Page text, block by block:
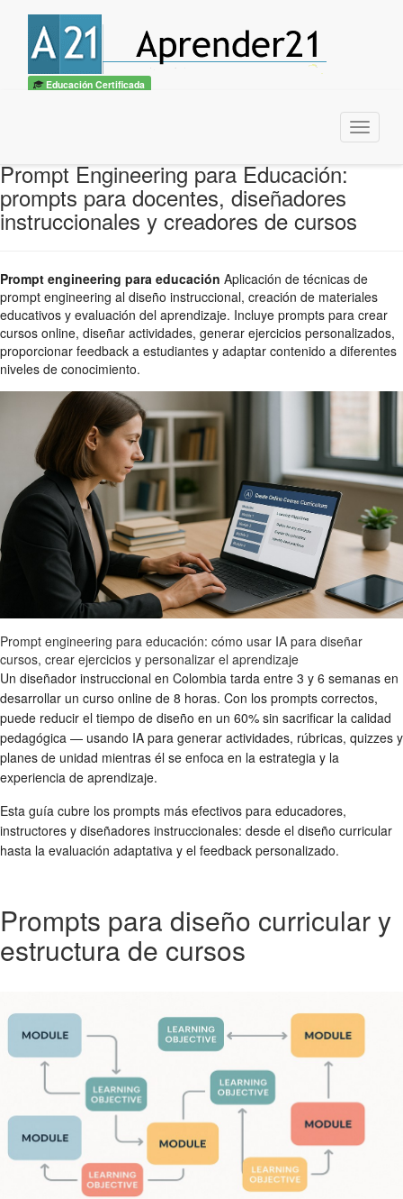
Educación Certificada
Menu
Prompt Engineering para Educación:
prompts para docentes, diseñadores
instruccionales y creadores de cursos
Prompt engineering para educación Aplicación de técnicas de
prompt engineering al diseño instruccional, creación de materiales
educativos y evaluación del aprendizaje. Incluye prompts para crear
cursos online, diseñar actividades, generar ejercicios personalizados,
proporcionar feedback a estudiantes y adaptar contenido a diferentes
niveles de conocimiento.
Prompt engineering para educación: cómo usar IA para diseñar
cursos, crear ejercicios y personalizar el aprendizaje
Un diseñador instruccional en Colombia tarda entre 3 y 6 semanas en
desarrollar un curso online de 8 horas. Con los prompts correctos,
puede reducir el tiempo de diseño en un 60% sin sacrificar la calidad
pedagógica — usando IA para generar actividades, rúbricas, quizzes y
planes de unidad mientras él se enfoca en la estrategia y la
experiencia de aprendizaje.
Esta guía cubre los prompts más efectivos para educadores,
instructores y diseñadores instruccionales: desde el diseño curricular
hasta la evaluación adaptativa y el feedback personalizado.
Prompts para diseño curricular y
estructura de cursos